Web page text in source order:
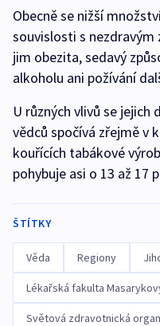
Obecně se nižší
souvislosti s nezdravým
jim obezita, sedavý
alkoholu ani požívání
U různých vlivů se
vědců spočívá zřejmě v
kouřících tabákové
pohybuje asi o 13 až 17
ŠTÍTKY
Věda Regiony
Lékařská fakulta
Světová zdravotnická